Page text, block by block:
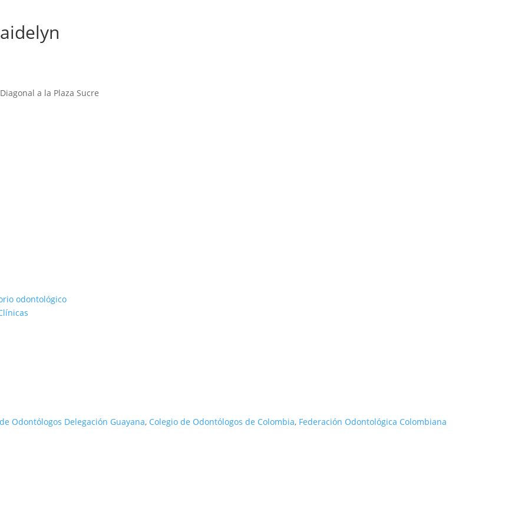
a la Plaza Sucre
odontológico
Odontólogos Delegación Guayana, Colegio de Odontólogos de Colombia, Federación Odontológica Colombiana